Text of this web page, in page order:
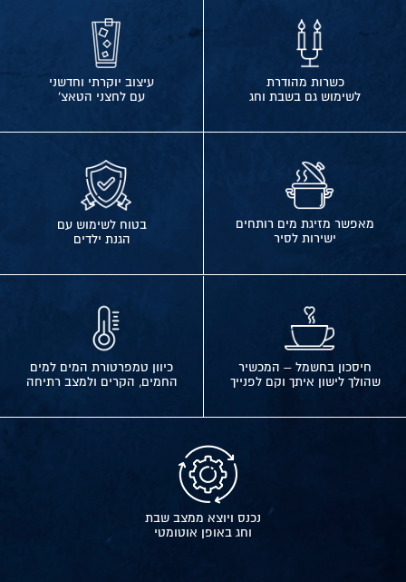
כשרות מהודרת
לשימוש גם בשבת וחג
עיצוב יוקרתי וחדשני
עם לחצני הטאצ'
מאפשר מזיגת מים רותחים
ישירות לסיר
בטוח לשימוש עם
הגנת ילדים
נכנס ויוצא ממצב שבת
וחג באופן אוטומטי
כיוון טמפרטורת המים למים
החמים, הקרים ולמצב רתיחה
חיסכון בחשמל – המכשיר
שהולך לישון איתך וקם לפנייך